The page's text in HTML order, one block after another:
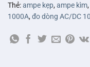
Thẻ:ampe kẹp,ampe kìm,
1000A,đo dòng AC/DC